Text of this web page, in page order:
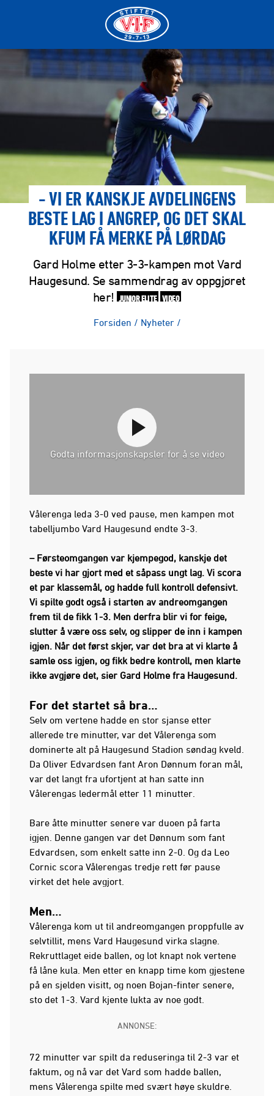
- VI ER KANSKJE AVDELINGENS
BESTE LAG I ANGREP, OG DET SKAL
KFUM FÅ MERKE PÅ LØRDAG
Gard Holme etter 3-3-kampen mot Vard
Haugesund. Se sammendrag av oppgjøret
her! JUNIOR ELITE VIDEO
Forsiden / Nyheter /
Godta informasjonskapsler for å se video
Vålerenga leda 3-0 ved pause, men kampen mot
tabelljumbo Vard Haugesund endte 3-3.
– Førsteomgangen var kjempegod, kanskje det
beste vi har gjort med et såpass ungt lag. Vi scora
et par klassemål, og hadde full kontroll defensivt.
Vi spilte godt også i starten av andreomgangen
frem til de fikk 1-3. Men derfra blir vi for feige,
slutter å være oss selv, og slipper de inn i kampen
igjen. Når det først skjer, var det bra at vi klarte å
samle oss igjen, og fikk bedre kontroll, men klarte
ikke avgjøre det, sier Gard Holme fra Haugesund.
For det startet så bra…
Selv om vertene hadde en stor sjanse etter
allerede tre minutter, var det Vålerenga som
dominerte alt på Haugesund Stadion søndag kveld.
Da Oliver Edvardsen fant Aron Dønnum foran mål,
var det langt fra ufortjent at han satte inn
Vålerengas ledermål etter 11 minutter.
Bare åtte minutter senere var duoen på farta
igjen. Denne gangen var det Dønnum som fant
Edvardsen, som enkelt satte inn 2-0. Og da Leo
Cornic scora Vålerengas tredje rett før pause
virket det hele avgjort.
Men…
Vålerenga kom ut til andreomgangen proppfulle av
selvtillit, mens Vard Haugesund virka slagne.
Rekruttlaget eide ballen, og lot knapt nok vertene
få låne kula. Men etter en knapp time kom gjestene
på en sjelden visitt, og noen Bojan-finter senere,
sto det 1-3. Vard kjente lukta av noe godt.
ANNONSE:
72 minutter var spilt da reduseringa til 2-3 var et
faktum, og nå var det Vard som hadde ballen,
mens Vålerenga spilte med svært høye skuldre.